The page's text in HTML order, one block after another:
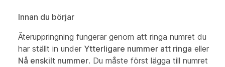
Innan du börjar
Återuppringning fungerar genom att ringa numret du
har ställt in under Ytterligare nummer att ringa eller
Nå enskilt nummer. Du måste först lägga till numret